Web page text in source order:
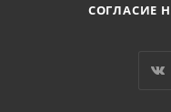
СОГЛАСИЕ